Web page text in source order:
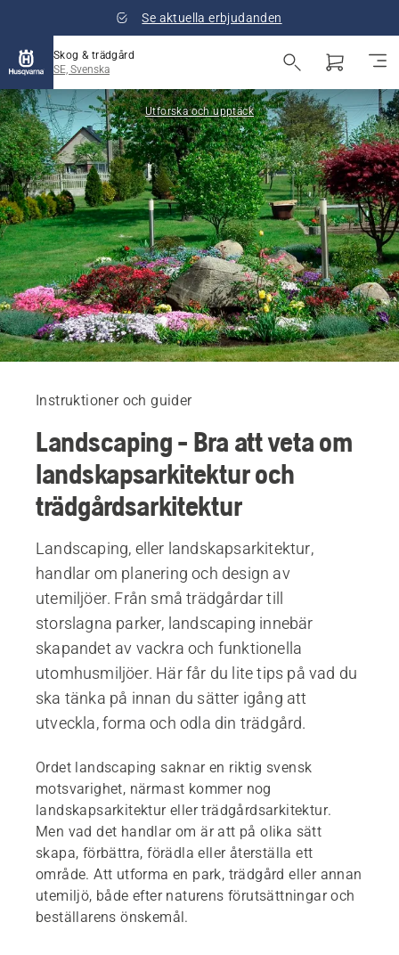
Se aktuella erbjudanden
Skog & trädgård
SE, Svenska
Utforska och upptäck
Instruktioner och guider
Landscaping - Bra att veta om
landskapsarkitektur och
trädgårdsarkitektur
Landscaping, eller landskapsarkitektur,
handlar om planering och design av
utemiljöer. Från små trädgårdar till
storslagna parker, landscaping innebär
skapandet av vackra och funktionella
utomhusmiljöer. Här får du lite tips på vad du
ska tänka på innan du sätter igång att
utveckla, forma och odla din trädgård.
Ordet landscaping saknar en riktig svensk
motsvarighet, närmast kommer nog
landskapsarkitektur eller trädgårdsarkitektur.
Men vad det handlar om är att på olika sätt
skapa, förbättra, förädla eller återställa ett
område. Att utforma en park, trädgård eller annan
utemiljö, både efter naturens förutsättningar och
beställarens önskemål.